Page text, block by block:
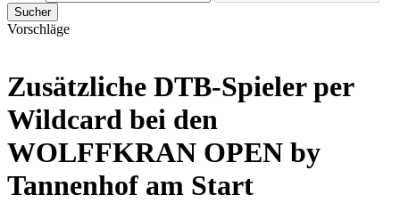
Sucher
Vorschläge
Zusätzliche DTB-Spieler per
Wildcard bei den
WOLFFKRAN OPEN by
Tannenhof am Start